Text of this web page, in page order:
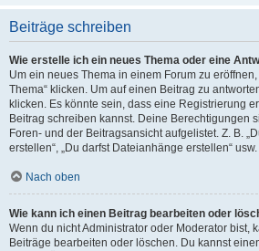
Beiträge schreiben
Wie erstelle ich ein neues Thema oder eine
Um ein neues Thema in einem Forum zu
Thema“ klicken. Um auf einen Beitrag zu
klicken. Es könnte sein, dass eine Registrierung
Beitrag schreiben kannst. Deine Berechtigungen
Foren- und der Beitragsansicht aufgelistet. Z. B.
erstellen“, „Du darfst Dateianhänge erstellen“ usw.
Nach oben
Wie kann ich einen Beitrag bearbeiten oder
Wenn du nicht Administrator oder Moderator bist,
Beiträge bearbeiten oder löschen. Du kannst